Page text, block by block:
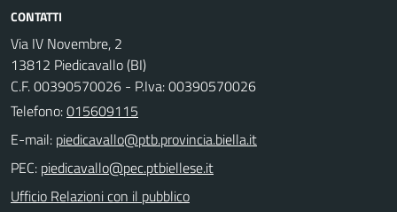
CONTATTI
Via IV Novembre, 2
13812 Piedicavallo (BI)
C.F. 00390570026 - P.Iva: 00390570026
Telefono:015609115
E-mail:
PEC:
Ufficio Relazioni con il pubblico